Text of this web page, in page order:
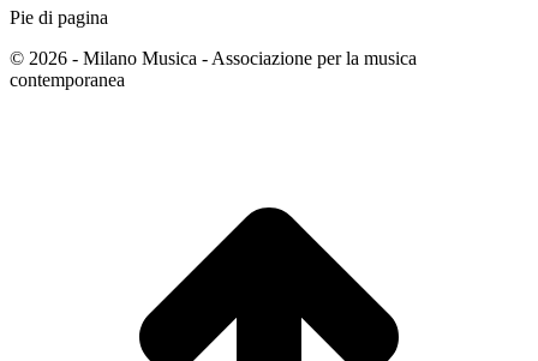
Pie di pagina
© 2026 - Milano Musica - Associazione per la musica
contemporanea